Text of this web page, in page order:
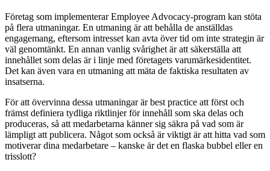
Företag som implementerar Employee Advocacy-program kan stöta
på flera utmaningar. En utmaning är att behålla de anställdas
engagemang, eftersom intresset kan avta över tid om inte strategin är
väl genomtänkt. En annan vanlig svårighet är att säkerställa att
innehållet som delas är i linje med företagets varumärkesidentitet.
Det kan även vara en utmaning att mäta de faktiska resultaten av
insatserna.
För att övervinna dessa utmaningar är best practice att först och
främst definiera tydliga riktlinjer för innehåll som ska delas och
produceras, så att medarbetarna känner sig säkra på vad som är
lämpligt att publicera. Något som också är viktigt är att hitta vad som
motiverar dina medarbetare – kanske är det en flaska bubbel eller en
trisslott?